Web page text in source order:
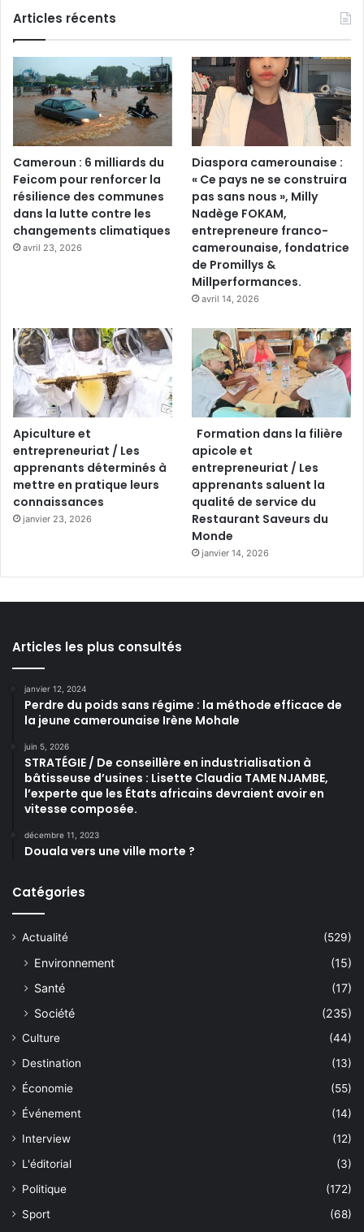
Articles récents
Cameroun : 6 milliards du
Feicom pour renforcer la
résilience des communes
dans la lutte contre les
changements climatiques
avril 23, 2026
Diaspora camerounaise :
« Ce pays ne se construira
pas sans nous », Milly
Nadège FOKAM,
entrepreneure franco-
camerounaise, fondatrice
de Promillys &
Millperformances.
avril 14, 2026
Apiculture et
entrepreneuriat / Les
apprenants déterminés à
mettre en pratique leurs
connaissances
janvier 23, 2026
Formation dans la filière
apicole et
entrepreneuriat / Les
apprenants saluent la
qualité de service du
Restaurant Saveurs du
Monde
janvier 14, 2026
Articles les plus consultés
janvier 12, 2024
Perdre du poids sans régime : la méthode efficace de
la jeune camerounaise Irène Mohale
juin 5, 2026
STRATÉGIE / De conseillère en industrialisation à
bâtisseuse d’usines : Lisette Claudia TAME NJAMBE,
l’experte que les États africains devraient avoir en
vitesse composée.
décembre 11, 2023
Douala vers une ville morte ?
Catégories
Actualité (529)
Environnement
(15)
Santé
(17)
Société
(235)
Culture
(44)
Destination
(13)
Économie
(55)
Événement
(14)
Interview
(12)
L'éditorial
(3)
Politique
(172)
Sport
(68)